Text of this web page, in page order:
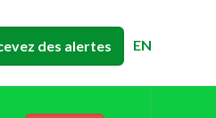
des alertes EN